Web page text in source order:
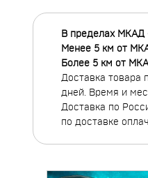
В пределах МКАД
Менее 5 км от
Более 5 км от
Доставка товара
дней. Время и
Доставка по
по доставке